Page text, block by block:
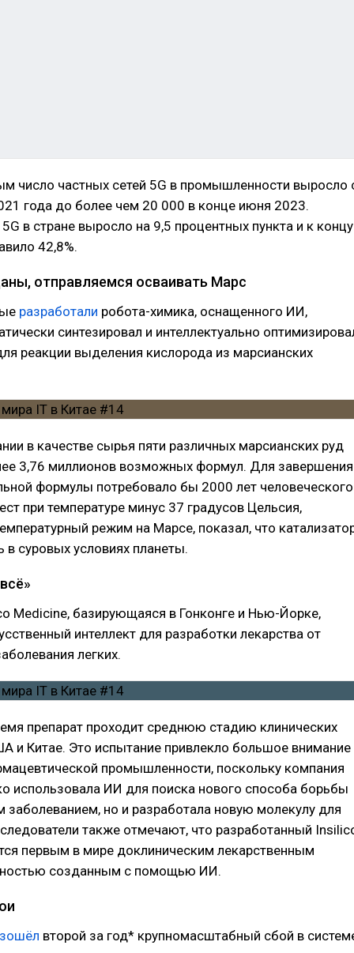
число частных сетей 5G в промышленности выросло
года до более чем 20 000 в конце июня 2023.
в стране выросло на 9,5 процентных пункта и к концу
42,8%.
отправляемся осваивать Марс
разработали робота-химика, оснащенного ИИ,
синтезировал и интеллектуально
реакции выделения кислорода из марсианских
в качестве сырья пяти различных марсианских руд
3,76 миллионов возможных формул. Для завершения
формулы потребовало бы 2000 лет человеческого
при температуре минус 37 градусов Цельсия,
режим на Марсе, показал, что
в суровых условиях планеты.
Medicine, базирующаяся в Гонконге и Нью-Йорке,
интеллект для разработки лекарства от
легких.
препарат проходит среднюю стадию клинических
и Китае. Это испытание привлекло большое внимание
промышленности, поскольку компания
использовала ИИ для поиска нового способа борьбы
заболеванием, но и разработала новую молекулу для
также отмечают, что разработанный
первым в мире доклиническим лекарственным
созданным с помощью ИИ.
второй за год* крупномасштабный сбой в